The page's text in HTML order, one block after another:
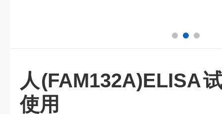
人(FAM132A)ELISA
使用